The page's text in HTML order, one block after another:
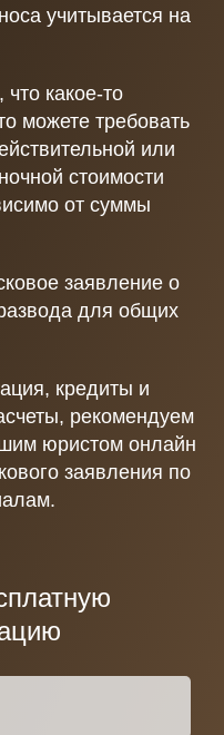
учитывается на
какое-то
можете требовать
или
стоимости
от суммы
заявление о
для общих
кредиты и
рекомендуем
юристом онлайн
заявления по